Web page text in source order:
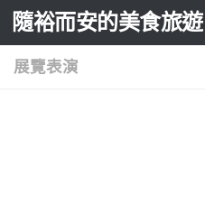
Skip to content
隨裕而安的美食旅遊
展覽表演